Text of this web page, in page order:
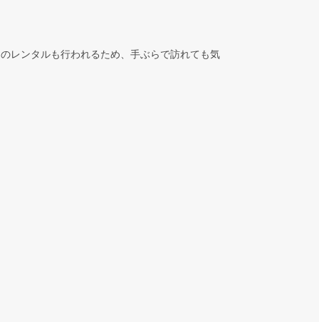
レンタルも行われるため、手ぶらで訪れても気